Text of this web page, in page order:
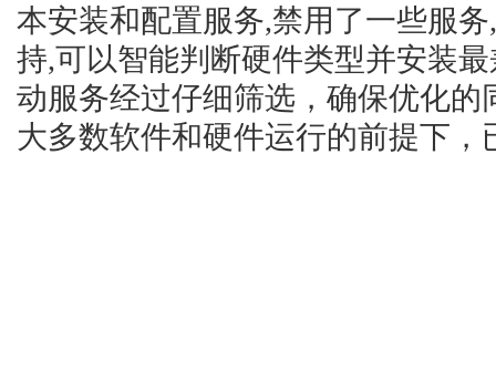
本安装和配置服务,禁用了一些服
持,可以智能判断硬件类型并安装
动服务经过仔细筛选，确保优化
大多数软件和硬件运行的前提下